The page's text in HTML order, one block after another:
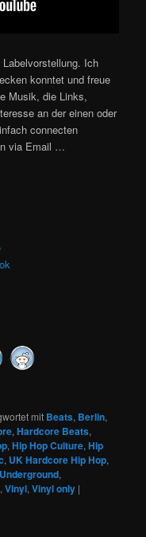
Ich
konntet und freue
Musik, die Links,
an der einen oder
connecten
via Email …
mit Beats, Berlin,
,Hardcore Beats,
,Hip Hop Culture,Hip
, UK Hardcore Hip Hop,
Underground,
,Vinyl,Vinyl only |